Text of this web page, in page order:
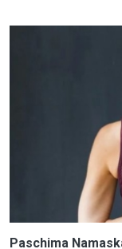
Paschima